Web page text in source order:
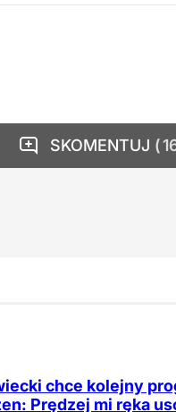
SKOMENTUJ
chce kolejny
Prędzej mi ręka